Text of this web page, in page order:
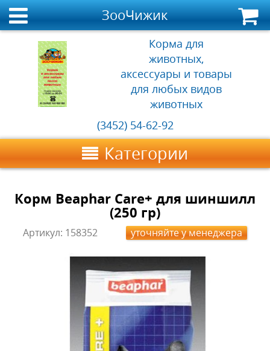
ЗооЧижик
Корма для
животных,
аксессуары и товары
для любых видов
животных
(3452) 54-62-92
Категории
Корм Beaphar Care+ для шиншилл
(250 гр)
Артикул: 158352 уточняйте у менеджера